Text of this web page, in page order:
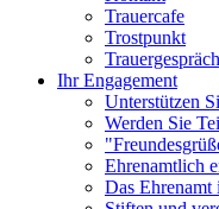
Trauercafe
Trostpunkt
Ihr Engagement
Unterstützen
Werden Sie
Ehrenamtlich
Das